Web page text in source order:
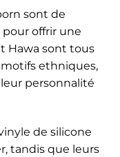
sont de
pour offrir une
Hawa sont tous
ethniques,
personnalité
de silicone
tandis que leurs